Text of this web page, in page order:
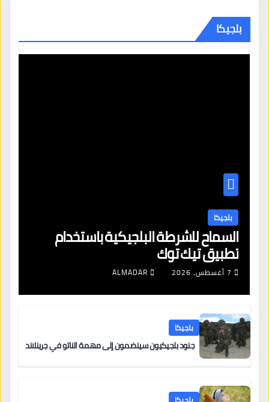
بلجيكا
بلجيكا
السماح للشرطة البلجيكية باستخدام
تطبيق تيك توك
7 أغسطس، 2026 ALMADAR
بلجيكا
جنود بلجيكيون سينضمون إلى مهمة الناتو في جرينلاند